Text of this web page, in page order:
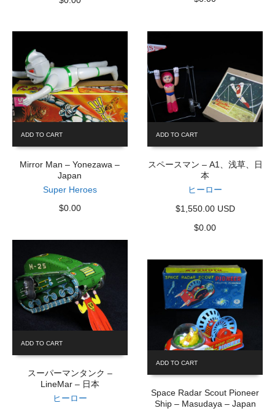
ADD TO CART
Mirror Man – Yonezawa –
Japan
Super Heroes
$0.00
ADD TO CART
スペースマン – A1、浅草、日
本
ヒーロー
$1,550.00 USD
$0.00
ADD TO CART
スーパーマンタンク –
LineMar – 日本
ヒーロー
ADD TO CART
Space Radar Scout Pioneer
Ship – Masudaya – Japan